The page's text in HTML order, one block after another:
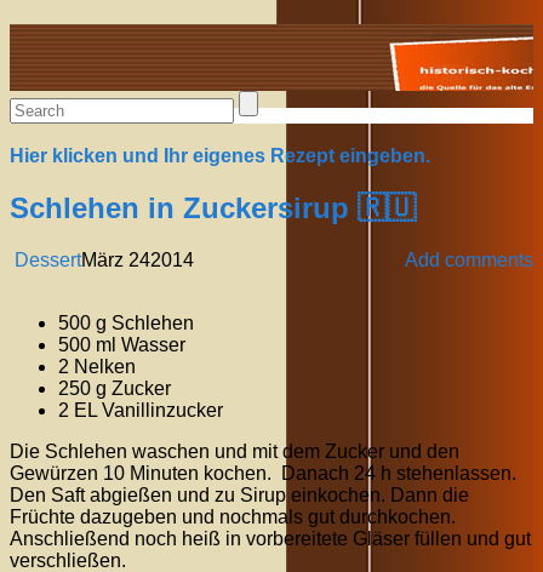
Alte Rezepte online
Hier klicken und Ihr eigenes Rezept eingeben.
Schlehen in Zuckersirup 🇷🇺
Dessert Add comments
März 242014
500 g Schlehen
500 ml Wasser
2 Nelken
250 g Zucker
2 EL Vanillinzucker
Die Schlehen waschen und mit dem Zucker und den
Gewürzen 10 Minuten kochen. Danach 24 h stehenlassen.
Den Saft abgießen und zu Sirup einkochen. Dann die
Früchte dazugeben und nochmals gut durchkochen.
Anschließend noch heiß in vorbereitete Gläser füllen und gut
verschließen.